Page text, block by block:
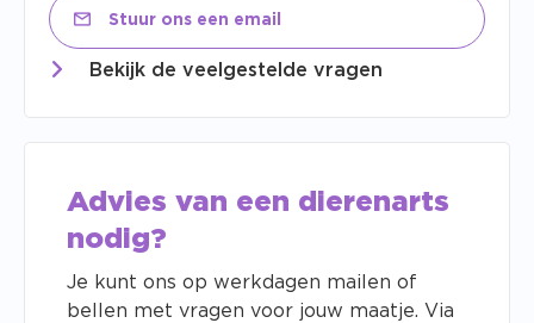
Stuur ons een email
Bekijk de veelgestelde vragen
Advies van een dierenarts
nodig?
Je kunt ons op werkdagen mailen of
bellen met vragen voor jouw maatje. Via